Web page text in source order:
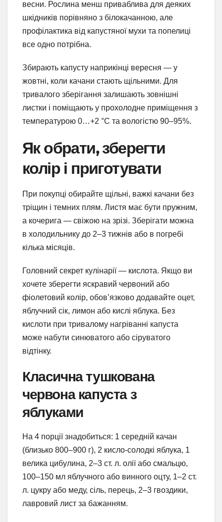
весни. Рослина менш приваблива для деяких
шкідників порівняно з білокачанною, але
профілактика від капустяної мухи та попелиці
все одно потрібна.
Збирають капусту наприкінці вересня — у
жовтні, коли качани стають щільними. Для
тривалого зберігання залишають зовнішні
листки і поміщають у прохолодне приміщення з
температурою 0…+2 °C та вологістю 90–95%.
Як обрати, зберегти
колір і приготувати
При покупці обирайте щільні, важкі качани без
тріщин і темних плям. Листя має бути пружним,
а кочерига — свіжою на зрізі. Зберігати можна
в холодильнику до 2–3 тижнів або в погребі
кілька місяців.
Головний секрет кулінарії — кислота. Якщо ви
хочете зберегти яскравий червоний або
фіолетовий колір, обов’язково додавайте оцет,
яблучний сік, лимон або кислі яблука. Без
кислоти при тривалому нагріванні капуста
може набути синюватого або сіруватого
відтінку.
Класична тушкована
червона капуста з
яблуками
На 4 порції знадобиться: 1 середній качан
(близько 800–900 г), 2 кисло-солодкі яблука, 1
велика цибулина, 2–3 ст. л. олії або смальцю,
100–150 мл яблучного або винного оцту, 1–2 ст.
л. цукру або меду, сіль, перець, 2–3 гвоздики,
лавровий лист за бажанням.